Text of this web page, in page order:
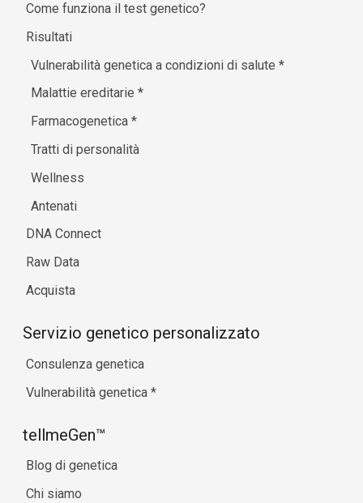
Come funziona il test genetico?
Risultati
Vulnerabilità genetica a condizioni di salute*
Malattie ereditarie*
Farmacogenetica*
Tratti di personalità
Wellness
Antenati
DNA Connect
Raw Data
Acquista
Servizio genetico personalizzato
Consulenza genetica
Vulnerabilità genetica *
tellmeGen™
Blog di genetica
Chi siamo